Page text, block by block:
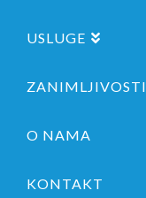
USLUGE
ZANIMLJIVOSTI
O NAMA
KONTAKT